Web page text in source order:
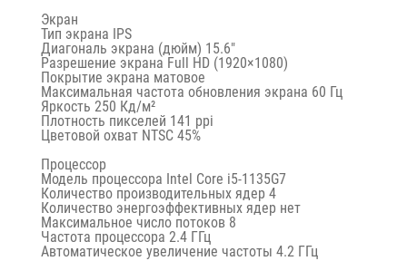
Экран
Тип экрана IPS
Диагональ экрана (дюйм) 15.6″
Разрешение экрана Full HD (1920×1080)
Покрытие экрана матовое
Максимальная частота обновления экрана 60 Гц
Яркость 250 Кд/м²
Плотность пикселей 141 ppi
Цветовой охват NTSC 45%
Процессор
Модель процессора Intel Core i5-1135G7
Количество производительных ядер 4
Количество энергоэффективных ядер нет
Максимальное число потоков 8
Частота процессора 2.4 ГГц
Автоматическое увеличение частоты 4.2 ГГц